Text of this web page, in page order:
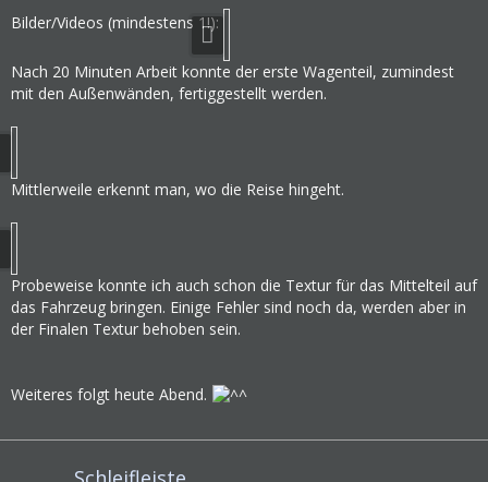
Bilder/Videos (mindestens 1!):
Nach 20 Minuten Arbeit konnte der erste Wagenteil, zumindest
mit den Außenwänden, fertiggestellt werden.
Mittlerweile erkennt man, wo die Reise hingeht.
Probeweise konnte ich auch schon die Textur für das Mittelteil auf
das Fahrzeug bringen. Einige Fehler sind noch da, werden aber in
der Finalen Textur behoben sein.
Weiteres folgt heute Abend.